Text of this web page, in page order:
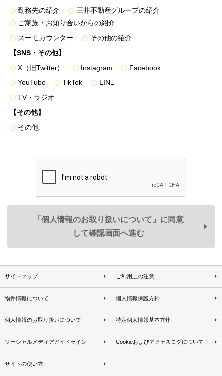
個人関連情報の取得
弊社は、第三者であるデータ提供サービス事業者から
Cookieや広告ID（スマートフォン端末の識別子）等（以下
用履歴およびその分析結果を取得し、これをお客様の個人デ
ータと紐づけたうえで、広告配信等の目的で利用いたしま
す。
また、弊社のグループ各社からCookie等により収集された
Webの閲覧・利用履歴およびその分析結果を取得し、これを
ます。
１．弊社は、法令の規定に基づく場合のほか、上記「利用目
的」に記載した1.～3.の利用目的の達成に必要な範囲で、お
客様情報を弊社のグループ各社、住宅事業の共同事業者など
各利用目的の達成のために必要な項目とさせていただきます
が、必要最低限の項目に限定することとします。
ーおよび物件来場の際に登録いただいた事項
• 不動産取引の際に届出いただいた事項（取引した物件
名・価格・対応履歴・不動産引渡し後の連絡先等を含みま
す）
• 弊社が分譲した物件に関する各種図面情報（設計施工図
勤務先の紹介
三井不動産グループの紹介
ご家族・お知り合いからの紹介
スーモカウンター
その他の紹介
【SNS・その他】
X（旧Twitter）
Instagram
Facebook
YouTube
TikTok
LINE
TV・ラジオ
【その他】
その他
「個人情報のお取り扱いについて」に同意
して確認画面へ進む
サイトマップ ご利用上の注意
物件情報について 個人情報保護方針
個人情報のお取り扱いについて 特定個人情報基本方針
ソーシャルメディアガイドライン Cookieおよびアクセスログについて
サイトの使い方